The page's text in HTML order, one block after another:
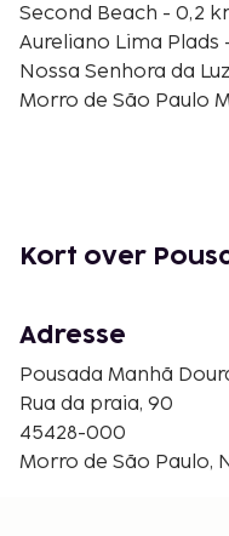
Second Beach - 0,2
Aureliano Lima Plads
Nossa Senhora da
Morro de São Paulo
Fourth Beach - 1,4
Fonte do Ceu-
Smuk Strand - 3,1 km
Gamboa-stranden -
Den nærmeste store
Paulo Lufthavn
Kort over
Adresse
Pousada Manhã
Rua da praia, 90
45428-000
Morro de São Paulo,